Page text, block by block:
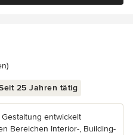
von 5 Sternen
25 Jahren tätig
entwickelt
Bereichen Interior-, Building-